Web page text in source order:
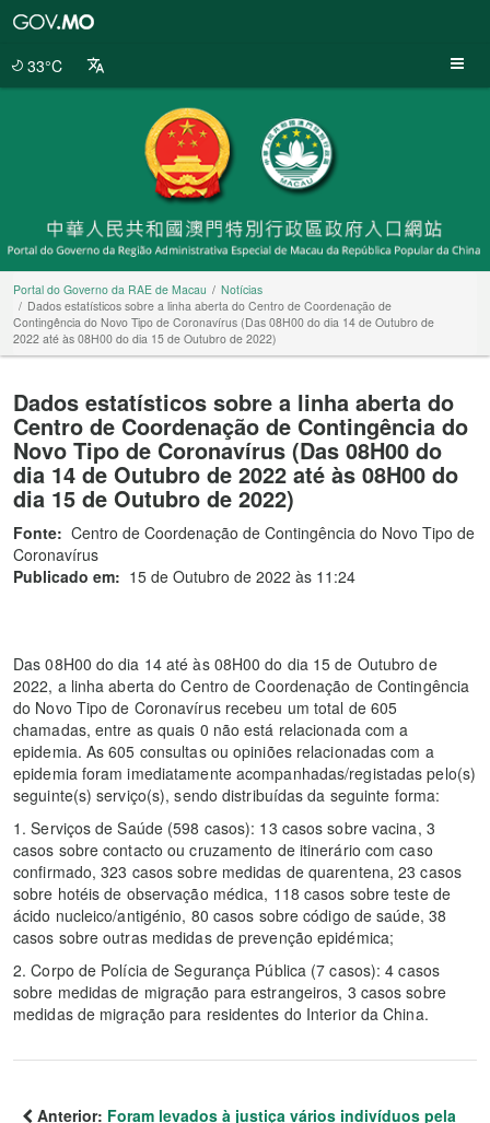
33°C
Portal do Governo da RAE de Macau
Notícias
Dados estatísticos sobre a linha aberta do Centro de Coordenação de
Contingência do Novo Tipo de Coronavírus (Das 08H00 do dia 14 de Outubro de
2022 até às 08H00 do dia 15 de Outubro de 2022)
Dados estatísticos sobre a linha aberta do
Centro de Coordenação de Contingência do
Novo Tipo de Coronavírus (Das 08H00 do
dia 14 de Outubro de 2022 até às 08H00 do
dia 15 de Outubro de 2022)
Fonte: Centro de Coordenação de Contingência do Novo Tipo de
Coronavírus
Publicado em: 15 de Outubro de 2022 às 11:24
Das 08H00 do dia 14 até às 08H00 do dia 15 de Outubro de
2022, a linha aberta do Centro de Coordenação de Contingência
do Novo Tipo de Coronavírus recebeu um total de 605
chamadas, entre as quais 0 não está relacionada com a
epidemia. As 605 consultas ou opiniões relacionadas com a
epidemia foram imediatamente acompanhadas/registadas pelo(s)
seguinte(s) serviço(s), sendo distribuídas da seguinte forma:
1. Serviços de Saúde (598 casos): 13 casos sobre vacina, 3
casos sobre contacto ou cruzamento de itinerário com caso
confirmado, 323 casos sobre medidas de quarentena, 23 casos
sobre hotéis de observação médica, 118 casos sobre teste de
ácido nucleico/antigénio, 80 casos sobre código de saúde, 38
casos sobre outras medidas de prevenção epidémica;
2. Corpo de Polícia de Segurança Pública (7 casos): 4 casos
sobre medidas de migração para estrangeiros, 3 casos sobre
medidas de migração para residentes do Interior da China.
Anterior: Foram levados à justiça vários indivíduos pela